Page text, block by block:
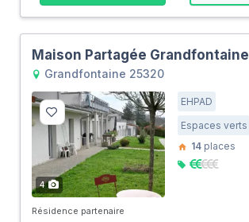
Maison Partagée Grandfontaine
Grandfontaine 25320
4
EHPAD
Espaces verts
14 places
Résidence partenaire